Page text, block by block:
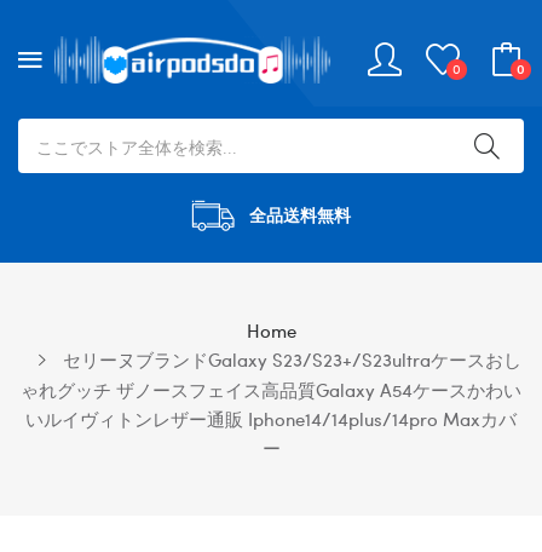
0 0
全品送料無料
Home
セリーヌブランドGalaxy S23/s23+/s23ultraケースおし
ゃれグッチ ザノースフェイス高品質Galaxy A54ケースかわい
いルイヴィトンレザー通販 Iphone14/14plus/14pro Maxカバ
ー